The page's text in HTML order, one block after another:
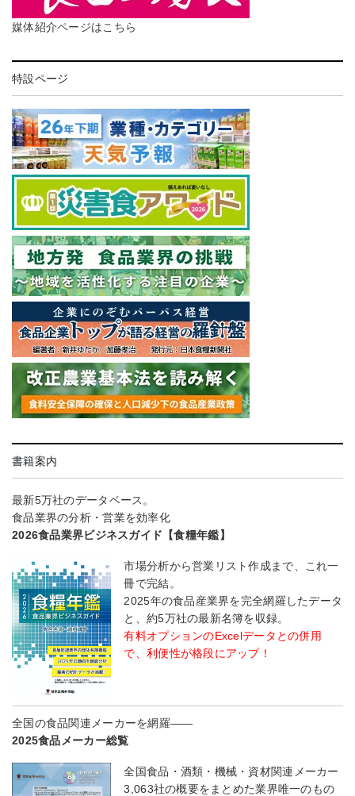
媒体紹介ページはこちら
特設ページ
書籍案内
最新5万社のデータベース。
食品業界の分析・営業を効率化
2026食品業界ビジネスガイド【食糧年鑑】
市場分析から営業リスト作成まで、これ一
冊で完結。
2025年の食品産業界を完全網羅したデータ
と、約5万社の最新名簿を収録。
有料オプションのExcelデータとの併用
で、利便性が格段にアップ！
全国の食品関連メーカーを網羅――
2025食品メーカー総覧
全国食品・酒類・機械・資材関連メーカー
3,063社の概要をまとめた業界唯一のもの